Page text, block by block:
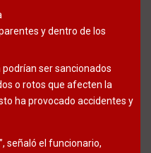
y dentro de los
ser sancionados
o rotos que afecten la
ha provocado accidentes y
señaló el funcionario,